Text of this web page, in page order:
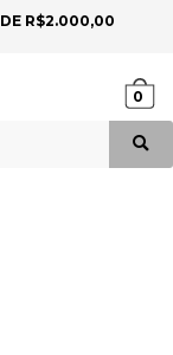
DE R$2.000,00
0